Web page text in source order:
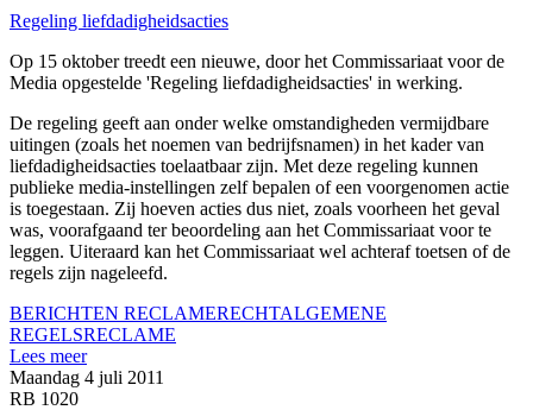
Regeling liefdadigheidsacties
Op 15 oktober treedt een nieuwe, door het Commissariaat voor de
Media opgestelde 'Regeling liefdadigheidsacties' in werking.
De regeling geeft aan onder welke omstandigheden vermijdbare
uitingen (zoals het noemen van bedrijfsnamen) in het kader van
liefdadigheidsacties toelaatbaar zijn. Met deze regeling kunnen
publieke media-instellingen zelf bepalen of een voorgenomen actie
is toegestaan. Zij hoeven acties dus niet, zoals voorheen het geval
was, voorafgaand ter beoordeling aan het Commissariaat voor te
leggen. Uiteraard kan het Commissariaat wel achteraf toetsen of de
regels zijn nageleefd.
BERICHTEN RECLAMERECHTALGEMENE
REGELSRECLAME
Lees meer
Maandag 4 juli 2011
RB 1020